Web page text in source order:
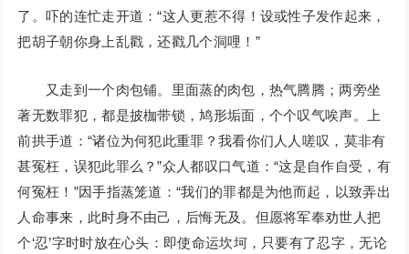
了。吓的连忙走开道：“这人更惹不得！设或性子发作起来，
把胡子朝你身上乱戳，还戳几个洞哩！”
又走到一个肉包铺。里面蒸的肉包，热气腾腾；两旁坐
著无数罪犯，都是披枷带锁，鸠形垢面，个个叹气唉声。上
前拱手道：“诸位为何犯此重罪？我看你们人人嗟叹，莫非有
甚冤枉，误犯此罪么？”众人都叹口气道：“这是自作自受，有
何冤枉！”因手指蒸笼道：“我们的罪都是为他而起，以致弄出
人命事来，此时身不由己，后悔无及。但愿将军奉劝世人把
个‘忍’字时时放在心头：即使命运坎坷，只要有了忍字，无论